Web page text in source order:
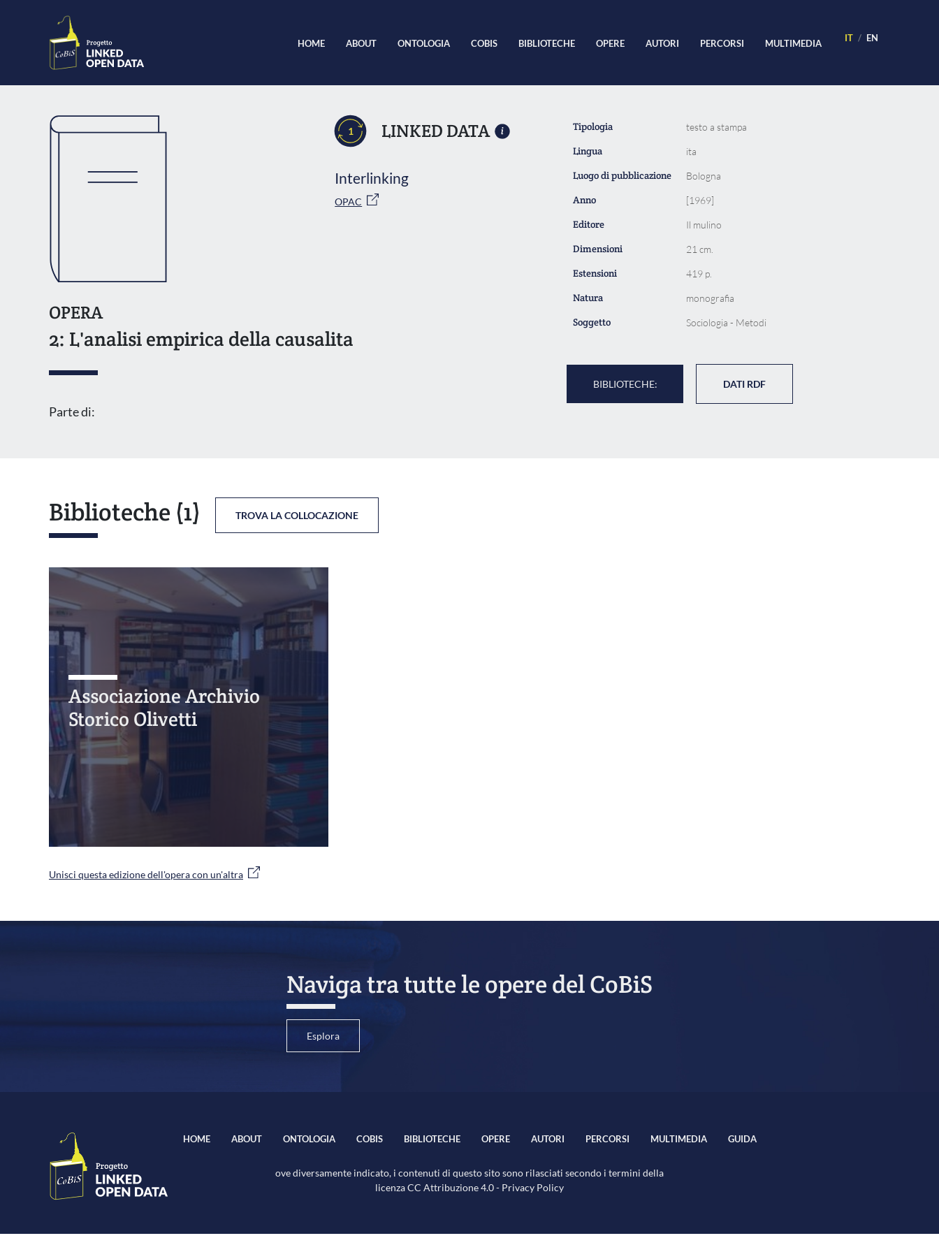
HOME ABOUT ONTOLOGIA COBIS BIBLIOTECHE OPERE AUTORI PERCORSI MULTIMEDIA IT EN
1 LINKED DATA
Interlinking
OPAC
OPERA
2: L'analisi empirica della causalita
Parte di:
Tipologia testo a stampa
Lingua ita
Luogo di pubblicazione Bologna
Anno [1969]
Editore Il mulino
Dimensioni 21 cm.
Estensioni 419 p.
Natura monografia
Soggetto Sociologia - Metodi
BIBLIOTECHE: DATI RDF
Biblioteche (1) TROVA LA COLLOCAZIONE
Associazione Archivio
Storico Olivetti
Unisci questa edizione dell'opera con un'altra
Naviga tra tutte le opere del CoBiS
Esplora
HOME ABOUT ONTOLOGIA COBIS BIBLIOTECHE OPERE AUTORI PERCORSI MULTIMEDIA GUIDA
ove diversamente indicato, i contenuti di questo sito sono rilasciati secondo i termini della
licenzaCC Attribuzione 4.0- Privacy Policy